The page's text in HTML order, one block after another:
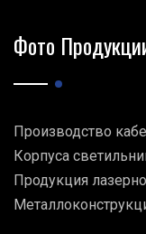
Фото
Производство
Корпуса
Продукция